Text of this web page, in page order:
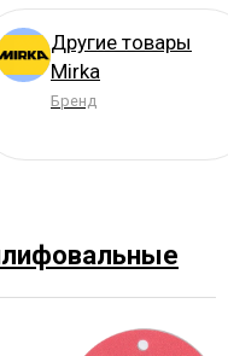
Другие товары
Mirka
Бренд